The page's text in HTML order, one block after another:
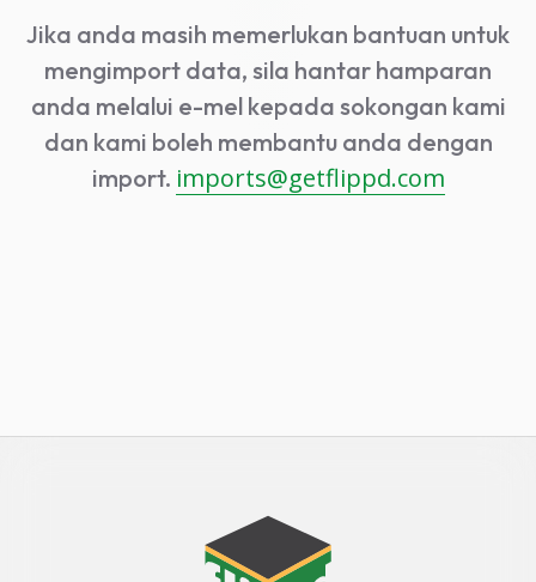
Jika anda masih memerlukan bantuan untuk
mengimport data, sila hantar hamparan
anda melalui e-mel kepada sokongan kami
dan kami boleh membantu anda dengan
import. imports@getflippd.com